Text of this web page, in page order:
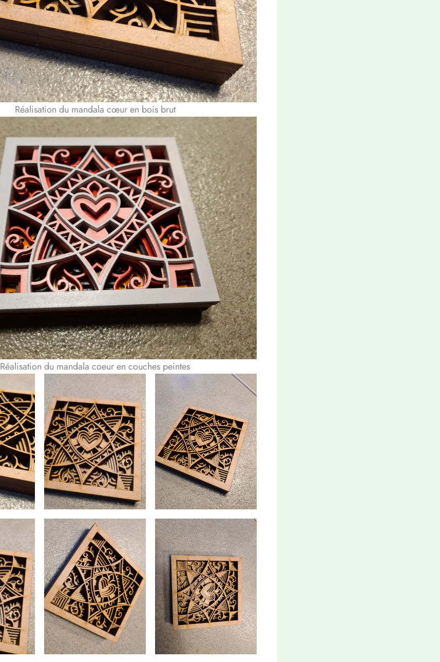
Réalisation du mandala cœur en bois brut
Réalisation du mandala coeur en couches peintes